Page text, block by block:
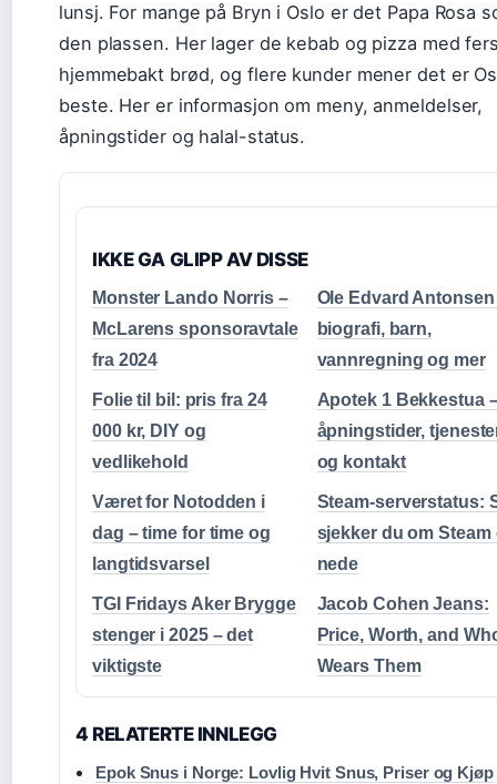
lunsj. For mange på Bryn i Oslo er det Papa Rosa
den plassen. Her lager de kebab og pizza med
hjemmebakt brød, og flere kunder mener det er
beste. Her er informasjon om meny, anmeldelser,
åpningstider og halal-status.
IKKE GA GLIPP AV DISSE
Monster Lando Norris –
McLarens sponsoravtale
fra 2024
Ole Edvard Antonsen
biografi, barn,
vannregning og mer
Folie til bil: pris fra 24
000 kr, DIY og
vedlikehold
Apotek 1 Bekkestua
åpningstider,
og kontakt
Været for Notodden i
dag – time for time og
langtidsvarsel
Steam-serverstatus:
sjekker du om Steam
nede
TGI Fridays Aker Brygge
stenger i 2025 – det
viktigste
Jacob Cohen Jeans:
Price, Worth, and
Wears Them
4 RELATERTE INNLEGG
Epok Snus i Norge: Lovlig Hvit Snus, Priser og Kjøp